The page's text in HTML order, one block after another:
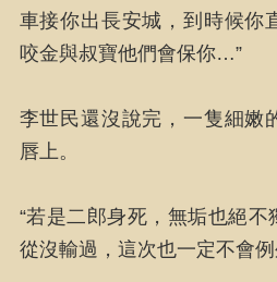
車接你出長安城，到時候你
咬金與叔寶他們會保你…”
李世民還沒說完，一隻細嫩
唇上。
“若是二郎身死，無垢也絕
從沒輸過，這次也一定不會例